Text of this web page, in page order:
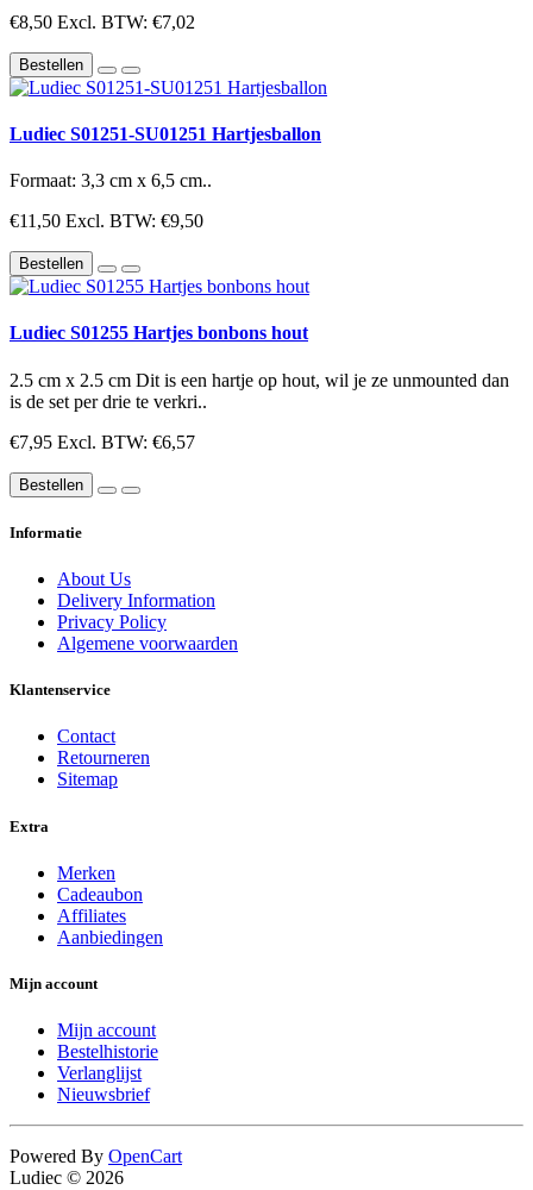
€8,50 Excl. BTW: €7,02
Bestellen
Ludiec S01251-SU01251 Hartjesballon
Formaat: 3,3 cm x 6,5 cm..
€11,50 Excl. BTW: €9,50
Bestellen
Ludiec S01255 Hartjes bonbons hout
2.5 cm x 2.5 cm Dit is een hartje op hout, wil je ze unmounted dan
is de set per drie te verkri..
€7,95 Excl. BTW: €6,57
Bestellen
Informatie
About Us
Delivery Information
Privacy Policy
Algemene voorwaarden
Klantenservice
Contact
Retourneren
Sitemap
Extra
Merken
Cadeaubon
Affiliates
Aanbiedingen
Mijn account
Mijn account
Bestelhistorie
Verlanglijst
Nieuwsbrief
Powered By OpenCart
Ludiec © 2026